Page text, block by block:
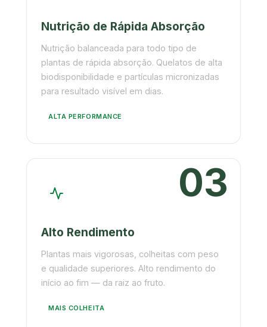
Nutrição de Rápida Absorção
Nutrição balanceada para todo tipo de
plantas de rápida absorção. Quelatos de alta
biodisponibilidade e partículas micronizadas
para resultado visível em dias.
ALTA PERFORMANCE
03
Alto Rendimento
Plantas mais vigorosas, colheitas com peso
e qualidade superiores. Alto rendimento do
início ao fim — da raiz ao fruto.
MAIS COLHEITA